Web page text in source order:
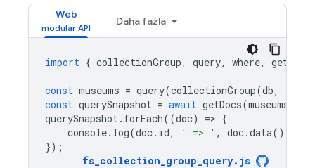
Web
Daha fazla
import { collectionGroup, query, where, getDocs
const museums = query(collectionGroup(db,
const querySnapshot = await getDocs(museums
querySnapshot. forEach((doc) => {
console. log(doc. id, ' => ' , doc.data());
});
fs_collection_group_query. js